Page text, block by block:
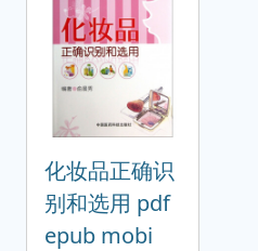
化妆品正确识
别和选用 pdf
epub mobi